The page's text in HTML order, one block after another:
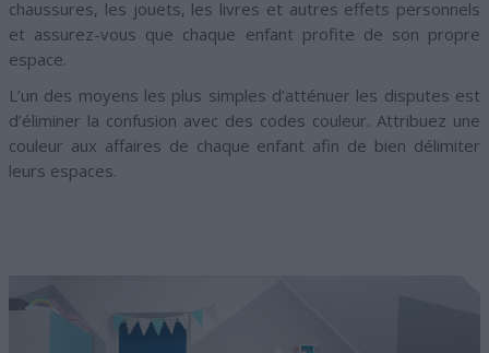
chaussures, les jouets, les livres et autres effets personnels
et assurez-vous que chaque enfant profite de son propre
espace.
L’un des moyens les plus simples d’atténuer les disputes est
d’éliminer la confusion avec des codes couleur. Attribuez une
couleur aux affaires de chaque enfant afin de bien délimiter
leurs espaces.